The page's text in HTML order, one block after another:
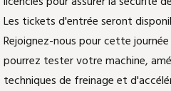
Les tickets d'entrée seront
Rejoignez-nous pour cette
pourrez tester votre machine,
techniques de freinage et